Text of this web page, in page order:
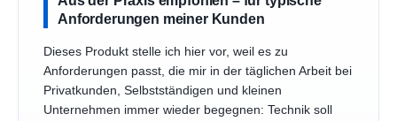
Anforderungen meiner Kunden
Dieses Produkt stelle ich hier vor, weil es zu
Anforderungen passt, die mir in der täglichen Arbeit bei
Privatkunden, Selbstständigen und kleinen
Unternehmen immer wieder begegnen: Technik soll